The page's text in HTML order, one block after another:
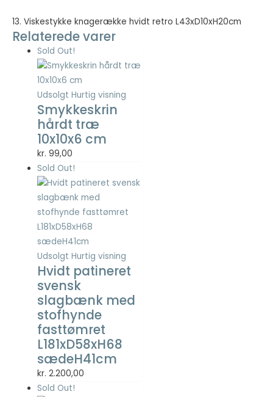
13. Viskestykke knagerække hvidt retro L43xD10xH20cm
Relaterede varer
Sold Out!
Udsolgt Hurtig visning
Smykkeskrin
hårdt træ
10x10x6 cm
kr. 99,00
Sold Out!
Udsolgt Hurtig visning
Hvidt patineret
svensk
slagbænk med
stofhynde
fasttømret
L181xD58xH68
sædeH41cm
kr. 2.200,00
Sold Out!